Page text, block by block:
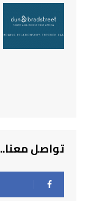
تواصل معنا..